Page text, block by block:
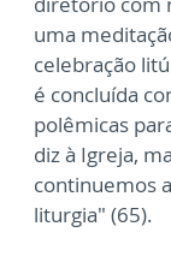
uma
celebração
é concluída
polêmicas
diz à Igreja,
continuemos
liturgia" (65).